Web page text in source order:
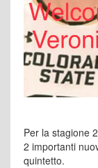
Per la stagione
2 importanti
quintetto.